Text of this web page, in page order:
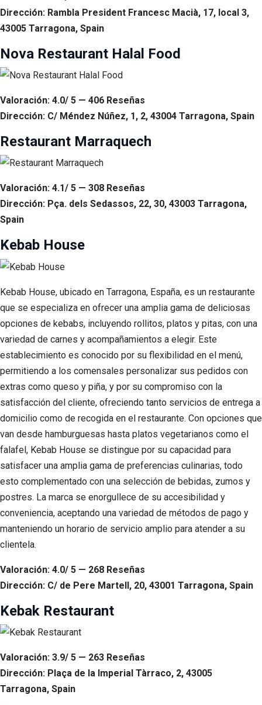
Dirección: Rambla President Francesc Macià, 17, local 3,
43005 Tarragona, Spain
Nova Restaurant Halal Food
Valoración: 4.0/ 5 — 406 Reseñas
Dirección: C/ Méndez Núñez, 1, 2, 43004 Tarragona, Spain
Restaurant Marraquech
Valoración: 4.1/ 5 — 308 Reseñas
Dirección: Pça. dels Sedassos, 22, 30, 43003 Tarragona,
Spain
Kebab House
Kebab House, ubicado en Tarragona, España, es un restaurante
que se especializa en ofrecer una amplia gama de deliciosas
opciones de kebabs, incluyendo rollitos, platos y pitas, con una
variedad de carnes y acompañamientos a elegir. Este
establecimiento es conocido por su flexibilidad en el menú,
permitiendo a los comensales personalizar sus pedidos con
extras como queso y piña, y por su compromiso con la
satisfacción del cliente, ofreciendo tanto servicios de entrega a
domicilio como de recogida en el restaurante. Con opciones que
van desde hamburguesas hasta platos vegetarianos como el
falafel, Kebab House se distingue por su capacidad para
satisfacer una amplia gama de preferencias culinarias, todo
esto complementado con una selección de bebidas, zumos y
postres. La marca se enorgullece de su accesibilidad y
conveniencia, aceptando una variedad de métodos de pago y
manteniendo un horario de servicio amplio para atender a su
clientela.
Valoración: 4.0/ 5 — 268 Reseñas
Dirección: C/ de Pere Martell, 20, 43001 Tarragona, Spain
Kebak Restaurant
Valoración: 3.9/ 5 — 263 Reseñas
Dirección: Plaça de la Imperial Tàrraco, 2, 43005
Tarragona, Spain